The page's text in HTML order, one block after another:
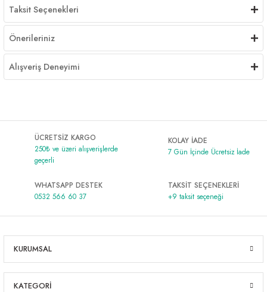
Taksit Seçenekleri
Önerileriniz
Alışveriş Deneyimi
ÜCRETSİZ KARGO
250₺ ve üzeri alışverişlerde
geçerli
KOLAY İADE
7 Gün İçinde Ücretsiz İade
WHATSAPP DESTEK
0532 566 60 37
TAKSİT SEÇENEKLERİ
+9 taksit seçeneği
KURUMSAL
KATEGORİ